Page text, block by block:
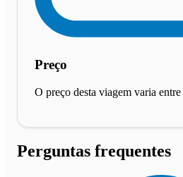
Preço
O preço desta viagem varia entre
Perguntas frequentes